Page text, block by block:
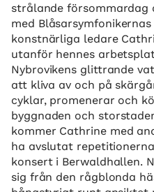
strålande
med
konstnärliga ledare
utanför hennes
Nybrovikens glittrande
att kliva av och på
cyklar, promenerar och
byggnaden och
kommer Cathrine med
ha avslutat
konsert i Berwaldhallen.
sig från den rågblonda